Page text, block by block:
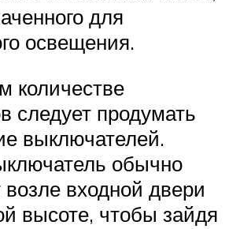
для
освещения.
количестве
следует продумать
выключателей.
обычно
возле входной двери
высоте, чтобы зайдя